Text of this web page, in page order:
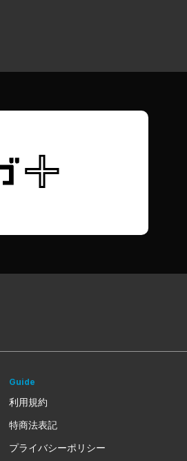
Guide
利用規約
特商法表記
プライバシーポリシー